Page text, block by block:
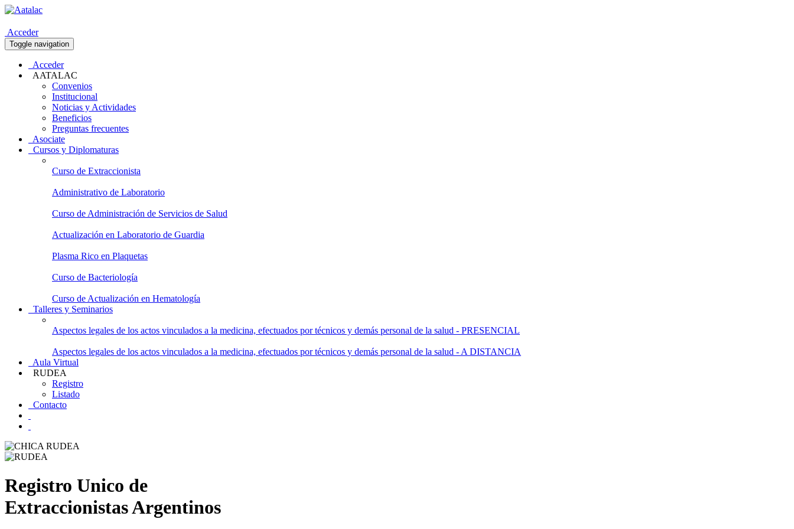
Acceder
Toggle navigation
Acceder
AATALAC
Convenios
Institucional
Noticias y Actividades
Beneficios
Preguntas frecuentes
Asociate
Cursos y Diplomaturas
Curso de Extraccionista
Administrativo de Laboratorio
Curso de Administración de Servicios de Salud
Actualización en Laboratorio de Guardia
Plasma Rico en Plaquetas
Curso de Bacteriología
Curso de Actualización en Hematología
Talleres y Seminarios
Aspectos legales de los actos vinculados a la medicina, efectuados por técnicos y demás personal de la salud - PRESENCIAL
Aspectos legales de los actos vinculados a la medicina, efectuados por técnicos y demás personal de la salud - A DISTANCIA
Aula Virtual
RUDEA
Registro
Listado
Contacto
Registro Unico de
Extraccionistas Argentinos